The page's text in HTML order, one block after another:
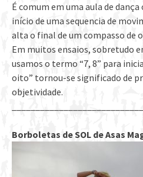
É comum em uma aula de
início de uma sequencia de
alta o final de um compasso de
Em muitos ensaios, sobretudo
usamos o termo “7, 8” para
oito” tornou-se significado de
objetividade.
Borboletas de SOL de Asas